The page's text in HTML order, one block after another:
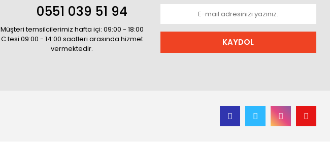
0551 039 51 94
Müşteri temsilcilerimiz hafta içi: 09:00 - 18:00
C.tesi 09:00 - 14:00 saatleri arasında hizmet
vermektedir.
KAYDOL